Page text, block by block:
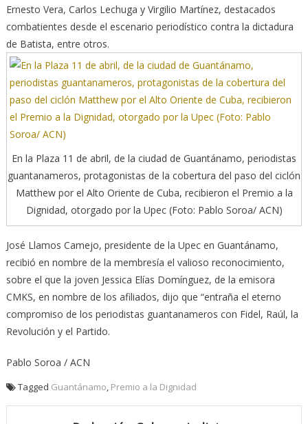
Ernesto Vera, Carlos Lechuga y Virgilio Martínez, destacados
combatientes desde el escenario periodístico contra la dictadura
de Batista, entre otros.
En la Plaza 11 de abril, de la ciudad de Guantánamo, periodistas
guantanameros, protagonistas de la cobertura del paso del ciclón
Matthew por el Alto Oriente de Cuba, recibieron el Premio a la
Dignidad, otorgado por la Upec (Foto: Pablo Soroa/ ACN)
José Llamos Camejo, presidente de la Upec en Guantánamo,
recibió en nombre de la membresía el valioso reconocimiento,
sobre el que la joven Jessica Elías Domínguez, de la emisora
CMKS, en nombre de los afiliados, dijo que “entraña el eterno
compromiso de los periodistas guantanameros con Fidel, Raúl, la
Revolución y el Partido.
Pablo Soroa / ACN
Tagged Guantánamo, Premio a la Dignidad